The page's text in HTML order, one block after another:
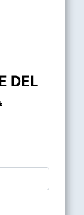
DEL